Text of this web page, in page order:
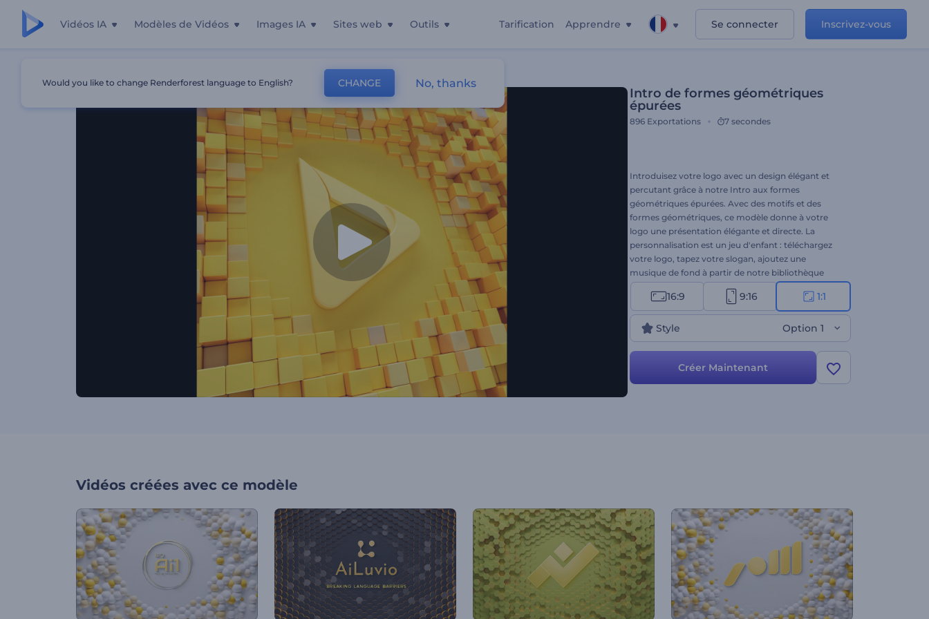
Vidéos IA Modèles de Vidéos Images IA Sites web Outils Tarification Apprendre Se connecter Inscrivez-vous
Intro de formes géométriques
épurées
896 Exportations 7 secondes
Introduisez votre logo avec un design élégant et
percutant grâce à notre Intro aux formes
géométriques épurées. Avec des motifs et des
formes géométriques, ce modèle donne à votre
logo une présentation élégante et directe. La
personnalisation est un jeu d'enfant : téléchargez
votre logo, tapez votre slogan, ajoutez une
musique de fond à partir de notre bibliothèque
musicale ou téléchargez la vôtre. Parfait pour les
promotions de produits ou de services, les intros
ou outros de chaînes, les publicités télévisées, les
ouvertures de présentations, et bien d'autres
choses encore. Créez maintenant et élevez votre
marque !
16:9 9:16 1:1
Style Option 1
Créer Maintenant
Vidéos créées avec ce modèle
Would you like to change Renderforest language to English? CHANGE No, thanks